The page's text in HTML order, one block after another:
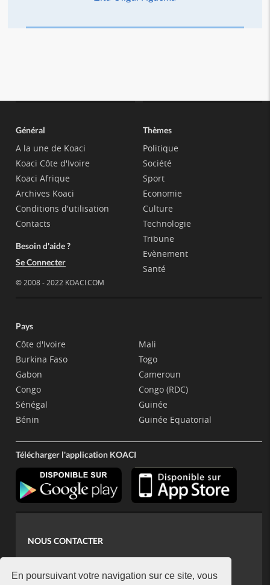
En poursuivant votre navigation sur ce site, vous
Général
A la une de Koaci
Koaci Côte d'Ivoire
Koaci Afrique
Archives Koaci
Conditions d'utilisation
Contacts
Besoin d'aide ?
Se Connecter
© 2008 - 2022 KOACI.COM
Thèmes
Politique
Société
Sport
Economie
Culture
Technologie
Tribune
Evènement
Santé
Pays
Côte d'Ivoire
Burkina Faso
Gabon
Congo
Sénégal
Bénin
Mali
Togo
Cameroun
Congo (RDC)
Guinée
Guinée Equatorial
Télécharger l'application KOACI
NOUS CONTACTER
koaci@yahoo.fr